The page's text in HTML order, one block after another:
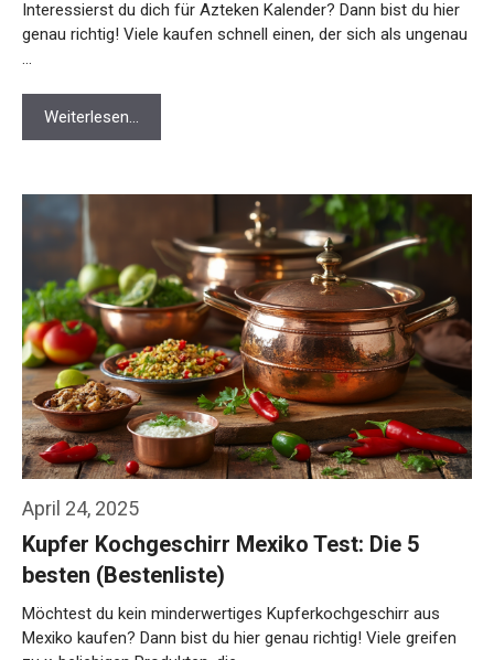
Interessierst du dich für Azteken Kalender? Dann bist du hier
genau richtig! Viele kaufen schnell einen, der sich als ungenau
…
Weiterlesen…
April 24, 2025
Kupfer Kochgeschirr Mexiko Test: Die 5
besten (Bestenliste)
Möchtest du kein minderwertiges Kupferkochgeschirr aus
Mexiko kaufen? Dann bist du hier genau richtig! Viele greifen